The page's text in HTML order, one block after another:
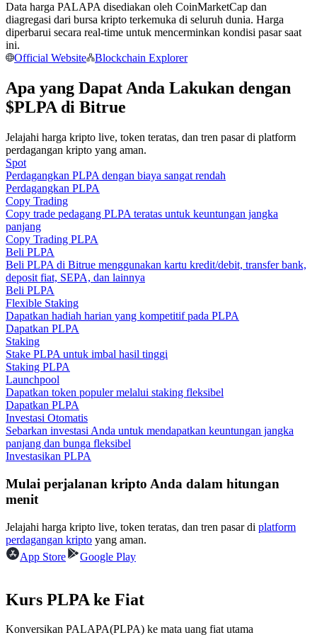
Nikmati pembagian keuntungan dan komisi copy trading
Analisis data besar termasuk info perdagangan, dll.
Memandu
Panduan Pemula Berjangka
Strategi perdagangan
Pelajari cara untuk tetap menghasilkan keuntungan
Data harga PALAPA disediakan oleh CoinMarketCap dan
diagregasi dari bursa kripto terkemuka di seluruh dunia. Harga
diperbarui secara real-time untuk mencerminkan kondisi pasar saat
ini.
Official Website
Blockchain Explorer
Apa yang Dapat Anda Lakukan dengan
$PLPA di Bitrue
Jelajahi harga kripto live, token teratas, dan tren pasar di platform
perdagangan kripto yang aman.
Spot
Perdagangkan PLPA dengan biaya sangat rendah
Perdagangkan PLPA
Copy Trading
Copy trade pedagang PLPA teratas untuk keuntungan jangka
panjang
Copy Trading PLPA
Beli PLPA
Beli PLPA di Bitrue menggunakan kartu kredit/debit, transfer bank,
deposit fiat, SEPA, dan lainnya
Beli PLPA
Flexible Staking
Dapatkan hadiah harian yang kompetitif pada PLPA
Dapatkan PLPA
Staking
Stake PLPA untuk imbal hasil tinggi
Staking PLPA
Launchpool
Dapatkan token populer melalui staking fleksibel
Dapatkan PLPA
Investasi Otomatis
Sebarkan investasi Anda untuk mendapatkan keuntungan jangka
panjang dan bunga fleksibel
Investasikan PLPA
Mulai perjalanan kripto Anda dalam hitungan
menit
Jelajahi harga kripto live, token teratas, dan tren pasar di platform
perdagangan kripto yang aman.
App Store
Google Play
Kurs PLPA ke Fiat
Konversikan PALAPA(PLPA) ke mata uang fiat utama